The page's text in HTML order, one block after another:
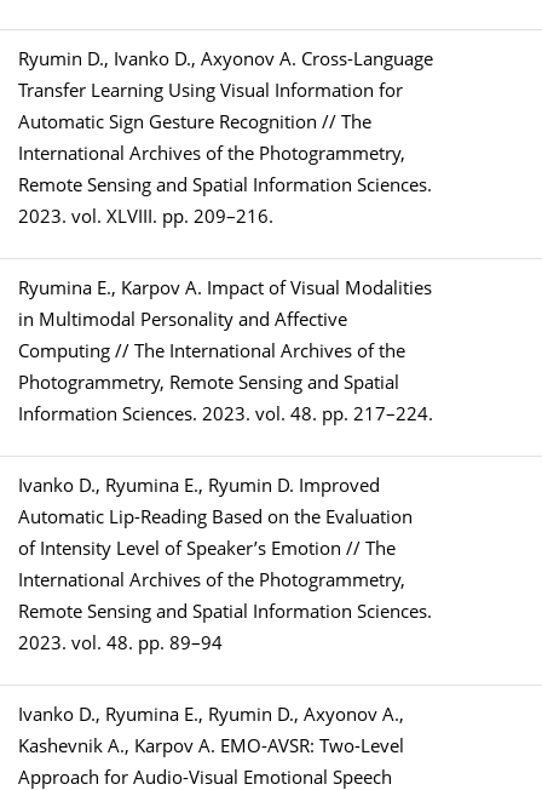
Ryumin D., Ivanko D., Axyonov A. Cross-Language
Transfer Learning Using Visual Information for
Automatic Sign Gesture Recognition // The
International Archives of the Photogrammetry,
Remote Sensing and Spatial Information Sciences.
2023. vol. XLVIII. pp. 209–216.
Ryumina E., Karpov A. Impact of Visual Modalities
in Multimodal Personality and Affective
Computing // The International Archives of the
Photogrammetry, Remote Sensing and Spatial
Information Sciences. 2023. vol. 48. pp. 217–224.
Ivanko D., Ryumina E., Ryumin D. Improved
Automatic Lip-Reading Based on the Evaluation
of Intensity Level of Speaker’s Emotion // The
International Archives of the Photogrammetry,
Remote Sensing and Spatial Information Sciences.
2023. vol. 48. pp. 89–94
Ivanko D., Ryumina E., Ryumin D., Axyonov A.,
Kashevnik A., Karpov A. EMO-AVSR: Two-Level
Approach for Audio-Visual Emotional Speech